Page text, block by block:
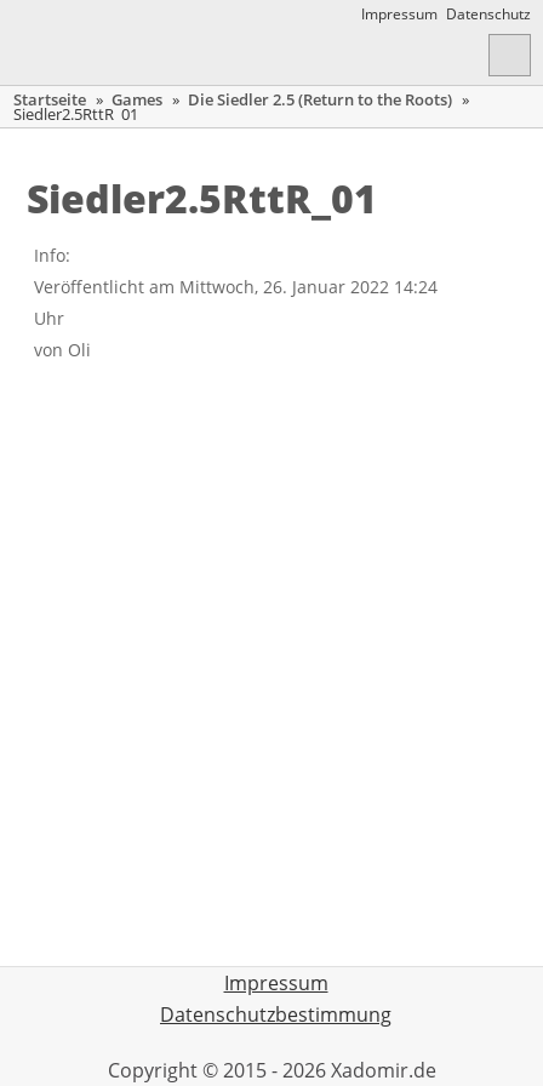
Impressum Datenschutz
Startseite » Games » Die Siedler 2.5 (Return to the Roots) »
Siedler2.5RttR_01
Siedler2.5RttR_01
Info:
Veröffentlicht am Mittwoch, 26. Januar 2022 14:24
Uhr
von Oli
Impressum
Datenschutzbestimmung
Copyright © 2015 - 2026 Xadomir.de